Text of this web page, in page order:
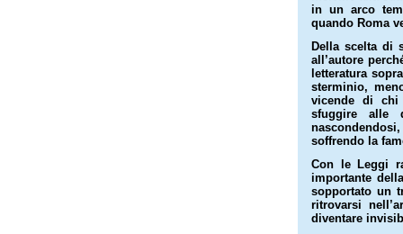
in un arco
quando Roma
Della scelta di
all’autore
letteratura
sterminio,
vicende di chi
sfuggire alle
soffrendo la
Con le Leggi
importante
sopportato un
ritrovarsi
diventare